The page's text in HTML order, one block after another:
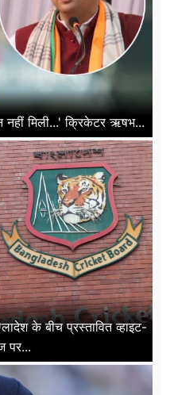
मिली...' क्रिकेटर ऋषभ...
के बीच प्रस्तावित व्हाइट-
पर...